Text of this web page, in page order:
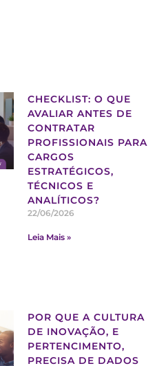
CHECKLIST: O QUE
AVALIAR ANTES DE
CONTRATAR
PROFISSIONAIS PARA
CARGOS
ESTRATÉGICOS,
TÉCNICOS E
ANALÍTICOS?
22/06/2026
Leia Mais »
POR QUE A CULTURA
DE INOVAÇÃO, E
PERTENCIMENTO,
PRECISA DE DADOS